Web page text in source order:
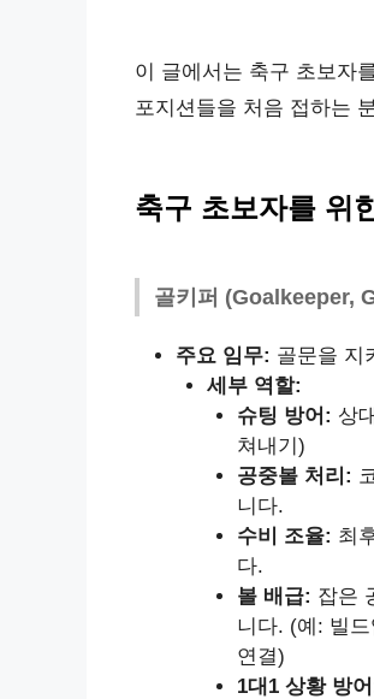
이 글에서는 축구 초보자
포지션들을 처음 접하는
축구 초보자를 위
골키퍼 (Goalkeeper,
주요 임무: 골문을 지
세부 역할:
슈팅 방어: 상
쳐내기)
공중볼 처리:
니다.
수비 조율: 최
다.
볼 배급: 잡은
니다. (예: 빌
연결)
1대1 상황 방